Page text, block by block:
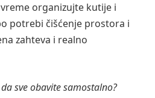
organizujte kutije i
potrebi čišćenje prostora i
zahteva i realno
sve obavite samostalno?